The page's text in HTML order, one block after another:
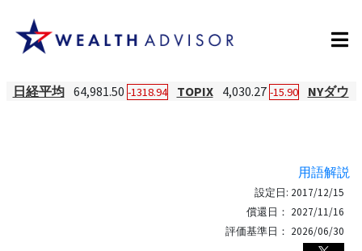
日経平均 64,981.50 -1318.94 TOPIX 4,030.27 -15.90 NYダウ
用語解説
設定日: 2017/12/15
償還日： 2027/11/16
評価基準日： 2026/06/30